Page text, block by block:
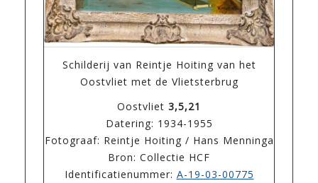
Schilderij van Reintje Hoiting van het
Oostvliet met de Vlietsterbrug
Oostvliet 3,5,21
Datering: 1934-1955
Fotograaf: Reintje Hoiting / Hans Menninga
Bron: Collectie HCF
Identificatienummer: A-19-03-00775